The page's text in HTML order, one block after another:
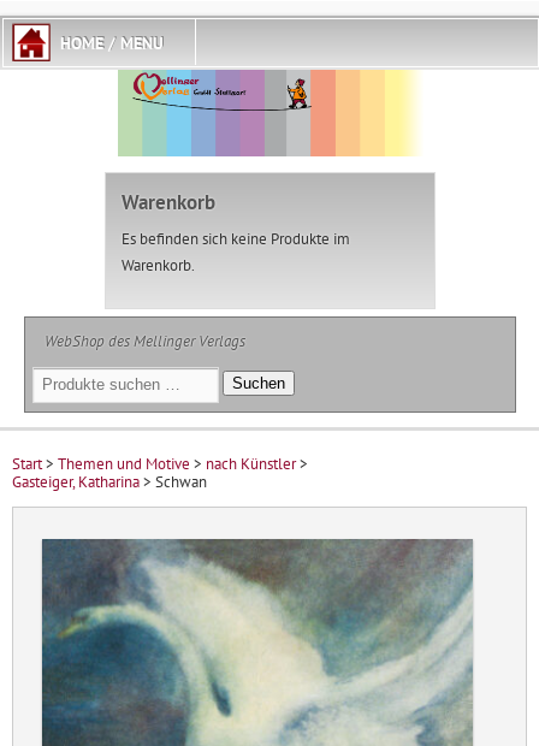
Warenkorb
Es befinden sich keine Produkte im
Warenkorb.
WebShop des Mellinger Verlags
Suchen
nach:
Suchen
Start> Themen und Motive > nach Künstler>
Gasteiger, Katharina> Schwan